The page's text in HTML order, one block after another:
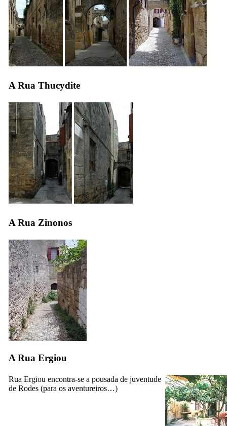
A Rua Thucydite
A Rua Zinonos
A Rua Ergiou
Rua Ergiou encontra-se a pousada de juventude
de Rodes (para os aventureiros…)